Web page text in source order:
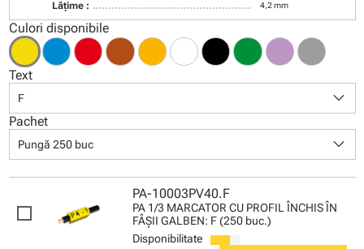
Lăţime : 4,2 mm
Culori disponibile
Text
F keyboard_arrow_down
Pachet
Pungă 250 buc keyboard_arrow_down
PA-10003PV40.F
PA 1/3 MARCATOR CU PROFIL ÎNCHIS ÎN
FÂŞII GALBEN: F (250 buc.)
Disponibilitate